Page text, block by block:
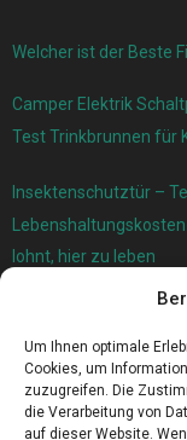
Um Ihnen optimale
Cookies, um
zuzugreifen. Die
die Verarbeitung von
auf dieser Website.
Welcher ist der Beste
Camper Elektrik
Test Trinkbrunnen für
Insektenschutztür –
lohnt, hier zu leben
Ersatzfedern für Ihr
Holländischer